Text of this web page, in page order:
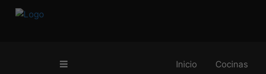
Inicio Cocinas